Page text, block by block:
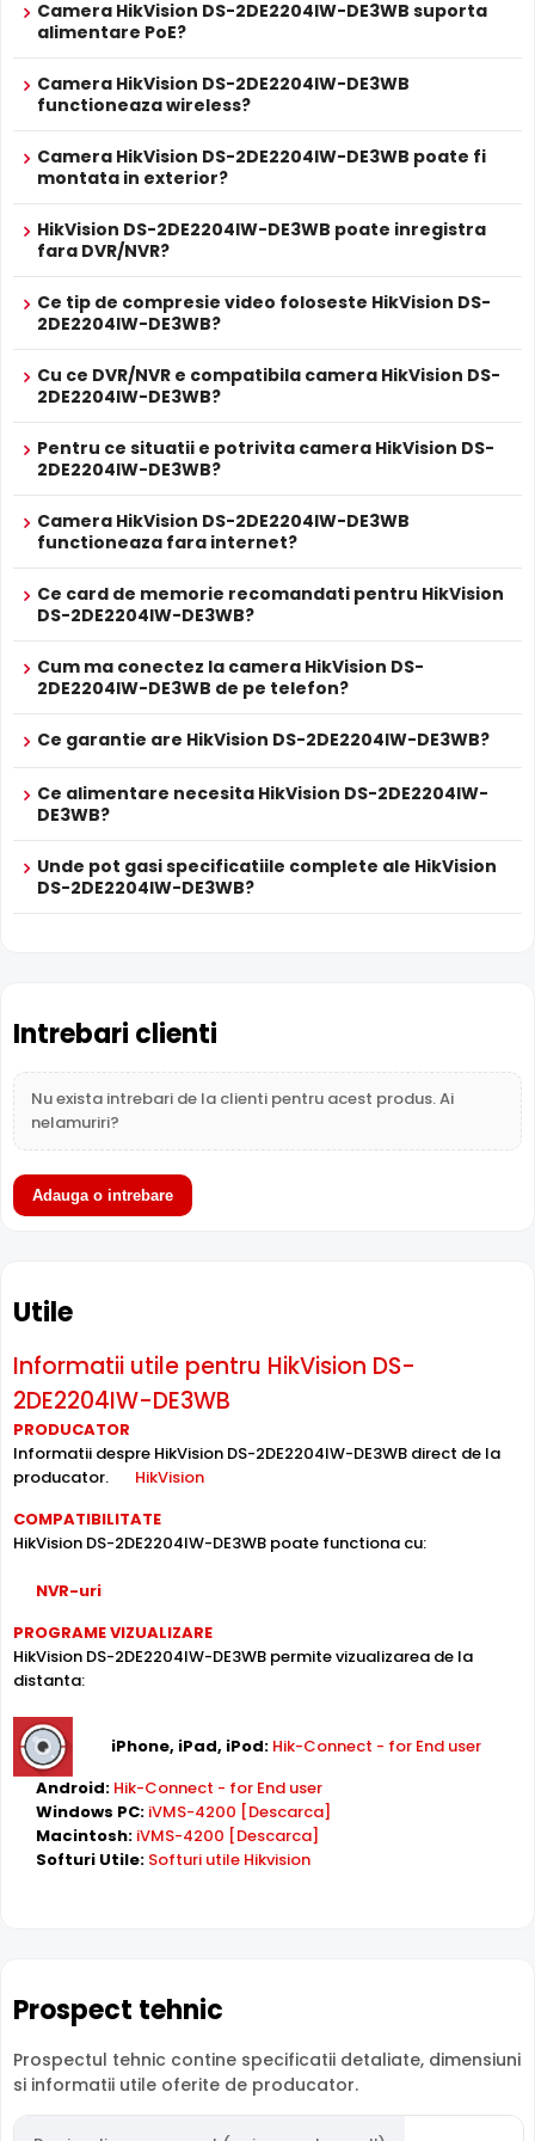
treaca, imbunatatind vizibilitatea.
HikVision DS-2DE2204IW-DE3WB este dotata cu functia
Infrarosu Inteligent(Smart IR), ce regleaza automat
intensitatea iluminatorului in infrarosu in functie de
distanta obiectului, eliminand riscul de suprasaturare a
BLC (Compensare Lumina)
dotata camera HikVision DS-2DE2204IW-DE3WB, permite
HikVision DS-2DE2204IW-DE3WB dispune de
incorporatcare permite inregistrarea audio in timp real.
Sunetul se sincronizeaza cu imaginea video, utila pentru
verificarea evenimentelor si conversatiilor din zona
monitorizata.
Intrari Audio
supravegherea audio de la distanta, de pe PC sau chiar
telefonul mobil.
HikVision DS-2DE2204IW-DE3WB suporta alimentare
Power over Ethernet (PoE)
alimentare prin acelasi cablu de retea. Simplifica
instalarea semnificativ, eliminand necesitatea unui cablu
de alimentare separat.
Conectivitate WiFi
WiFi, permitand transmisia datelor fara fir. Ideal pentru
locatii unde cablarea nu este posibila sau dorita.
Inregistrare pe Card
HikVision DS-2DE2204IW-DE3WB dispune deslot card
microSDincorporat, permitand inregistrarea locala
direct pe camera. Utila ca backup sau pentru instalari
fara DVR/NVR.
sau chiar de pe telefonul mobil. Ideala pentru zone
dinamice. Distanta focala: 2.8 - 12.0 mm.
Compresie H.265+
Cu compresia
ALIMENTARE
Alimentare
Da
PROSPECT PRODUCATOR
tehnic
caracter informativ.
Camera HikVision DS-2DE2204IW-DE3WB suporta
alimentare PoE?
Camera HikVision DS-2DE2204IW-DE3WB
functioneaza wireless?
Camera HikVision DS-2DE2204IW-DE3WB poate fi
montata in exterior?
HikVision DS-2DE2204IW-DE3WB poate inregistra
fara DVR/NVR?
Ce tip de compresie video foloseste HikVision DS-
2DE2204IW-DE3WB?
Cu ce DVR/NVR e compatibila camera HikVision DS-
2DE2204IW-DE3WB?
Pentru ce situatii e potrivita camera HikVision DS-
2DE2204IW-DE3WB?
Camera HikVision DS-2DE2204IW-DE3WB
functioneaza fara internet?
Ce card de memorie recomandati pentru HikVision
DS-2DE2204IW-DE3WB?
Cum ma conectez la camera HikVision DS-
2DE2204IW-DE3WB de pe telefon?
Ce garantie are HikVision DS-2DE2204IW-DE3WB?
Ce alimentare necesita HikVision DS-2DE2204IW-
DE3WB?
Unde pot gasi specificatiile complete ale HikVision
DS-2DE2204IW-DE3WB?
Intrebari clienti
Nu exista intrebari de la clienti pentru acest produs. Ai
nelamuriri?
Adauga o intrebare
Utile
Informatii utile pentru HikVision DS-
2DE2204IW-DE3WB
PRODUCATOR
Informatii despre HikVision DS-2DE2204IW-DE3WB direct de la
producator.
HikVision
COMPATIBILITATE
HikVision DS-2DE2204IW-DE3WB poate functiona cu:
NVR-uri
PROGRAME VIZUALIZARE
HikVision DS-2DE2204IW-DE3WB permite vizualizarea de la
distanta:
iPhone, iPad, iPod: Hik-Connect - for End user
Android: Hik-Connect - for End user
Windows PC: iVMS-4200 [Descarca]
Macintosh: iVMS-4200 [Descarca]
Softuri Utile: Softuri utile Hikvision
Prospect tehnic
Prospectul tehnic contine specificatii detaliate, dimensiuni
si informatii utile oferite de producator.